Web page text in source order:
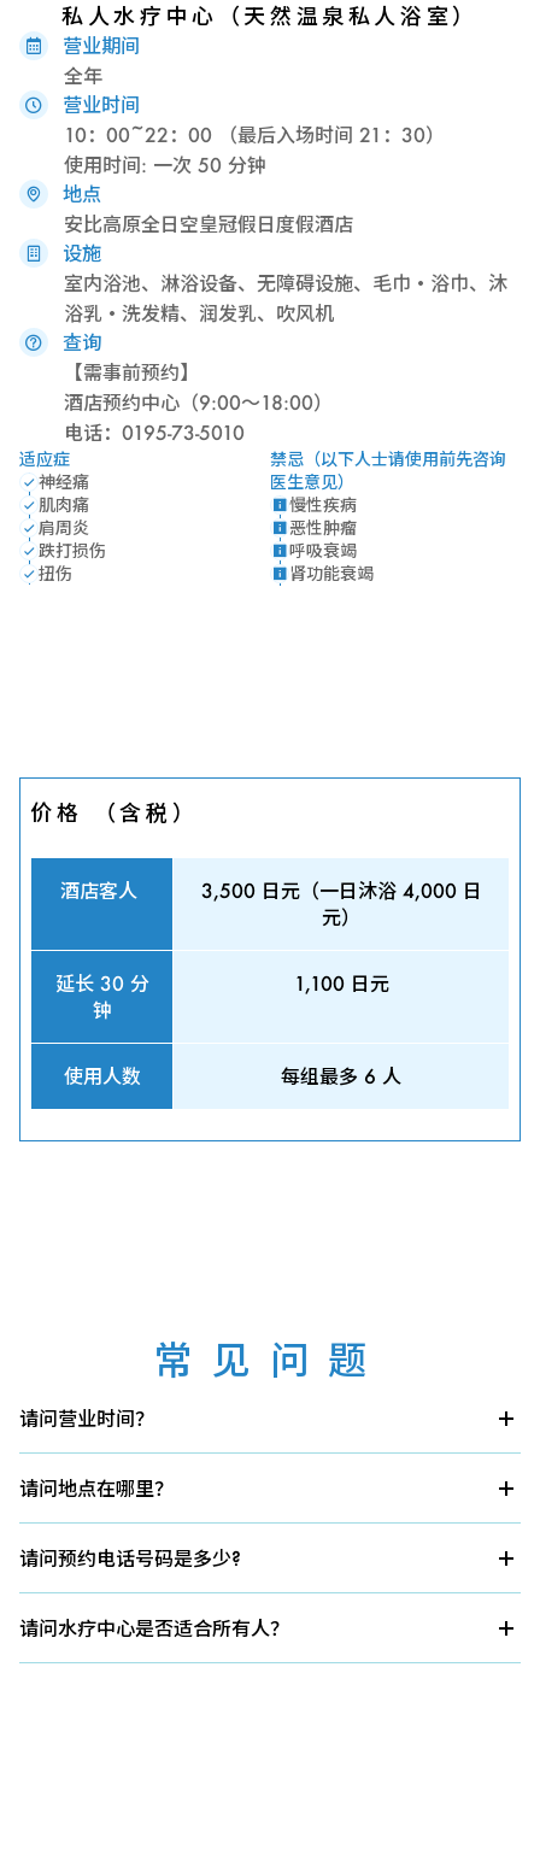
私人水疗中心（天然温泉私人浴室）
营业期间
全年
营业时间
10：00~22：00 （最后入场时间 21：30）
使用时间: 一次 50 分钟
地点
安比高原全日空皇冠假日度假酒店
设施
室内浴池、淋浴设备、无障碍设施、毛巾・浴巾、沐
浴乳・洗发精、润发乳、吹风机
查询
【需事前预约】
酒店预约中心（9:00～18:00）
电话：0195-73-5010
适应症
神经痛
肌肉痛
肩周炎
跌打损伤
扭伤
禁忌（以下人士请使用前先咨询
医生意见）
慢性疾病
恶性肿瘤
呼吸衰竭
肾功能衰竭
价格 （含税）
酒店客人
3,500 日元（一日沐浴 4,000 日
元）
延长 30 分
钟
1,100 日元
使用人数 每组最多 6 人
常见问题
请问营业时间？
开放时间： 全年无休
关闭： 视酒店关闭情况而定
请问地点在哪里？
全日空高原皇冠假日饭店（本馆1楼）
请问预约电话号码是多少?
请联系酒店预约中心（0195-73-5010）。 （服务时间：
9:00～18:00）
请问水疗中心是否适合所有人？
患有慢性疾病、恶性肿瘤、呼吸衰竭或肾衰竭的人，请在使